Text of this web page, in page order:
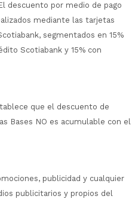
descuento por medio de pago
mediante las tarjetas
segmentados en 15%
Scotiabank y 15% con
que el descuento de
Bases NO es acumulable con el
publicidad y cualquier
publicitarios y propios del